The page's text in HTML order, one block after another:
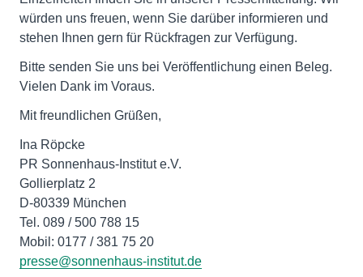
würden uns freuen, wenn Sie darüber informieren und
stehen Ihnen gern für Rückfragen zur Verfügung.
Bitte senden Sie uns bei Veröffentlichung einen Beleg.
Vielen Dank im Voraus.
Mit freundlichen Grüßen,
Ina Röpcke
PR Sonnenhaus-Institut e.V.
Gollierplatz 2
D-80339 München
Tel. 089 / 500 788 15
presse@sonnenhaus-institut.de